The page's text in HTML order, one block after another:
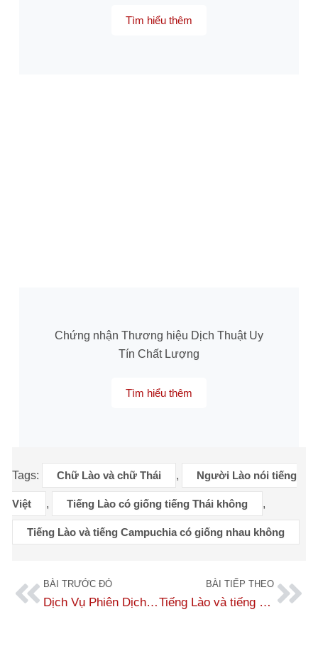
Tìm hiểu thêm
Chứng nhận Thương hiệu Dịch Thuật Uy
Tín Chất Lượng
Tìm hiểu thêm
Tags: Chữ Lào và chữ Thái , Người Lào nói tiếng
Việt , Tiếng Lào có giống tiếng Thái không ,
Tiếng Lào và tiếng Campuchia có giống nhau không
BÀI TRƯỚC ĐÓ
Dịch Vụ Phiên Dịch Tiếng Lào Chuẩn Xác, Nhanh Chóng, Giá Cạnh tranh
BÀI TIẾP THEO
Tiếng Lào và tiếng Thái có giống nhau không? So sánh chi Tiết